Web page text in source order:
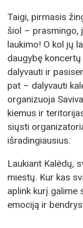
Taigi, pirmasis
šiol – prasmingo,
laukimo! O kol jų
daugybę
dalyvauti ir
pat – dalyvauti
organizuoja
kiemus ir
siųsti
išradingiausius.
Laukiant Kalėdų,
miestų. Kur kas
aplink kurį galime
emociją ir